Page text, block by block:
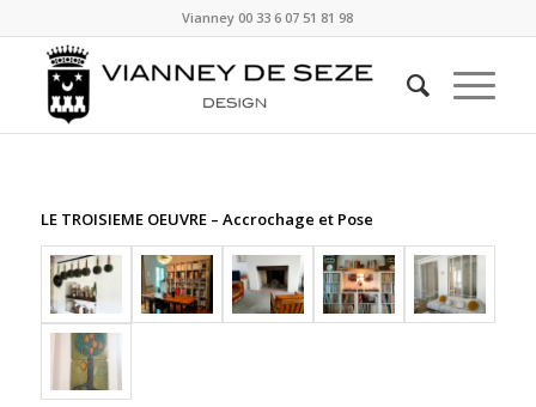
Vianney00 33 6 07 51 81 98
LE TROISIEME OEUVRE – Accrochage et Pose